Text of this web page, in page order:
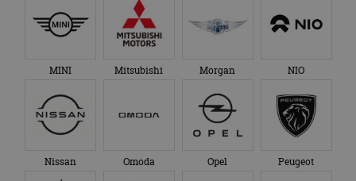
MINI Mitsubishi Morgan NIO
Nissan Omoda Opel Peugeot